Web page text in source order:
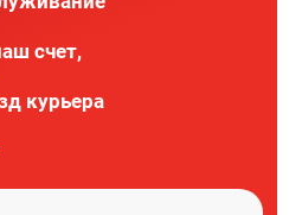
счет,
курьера